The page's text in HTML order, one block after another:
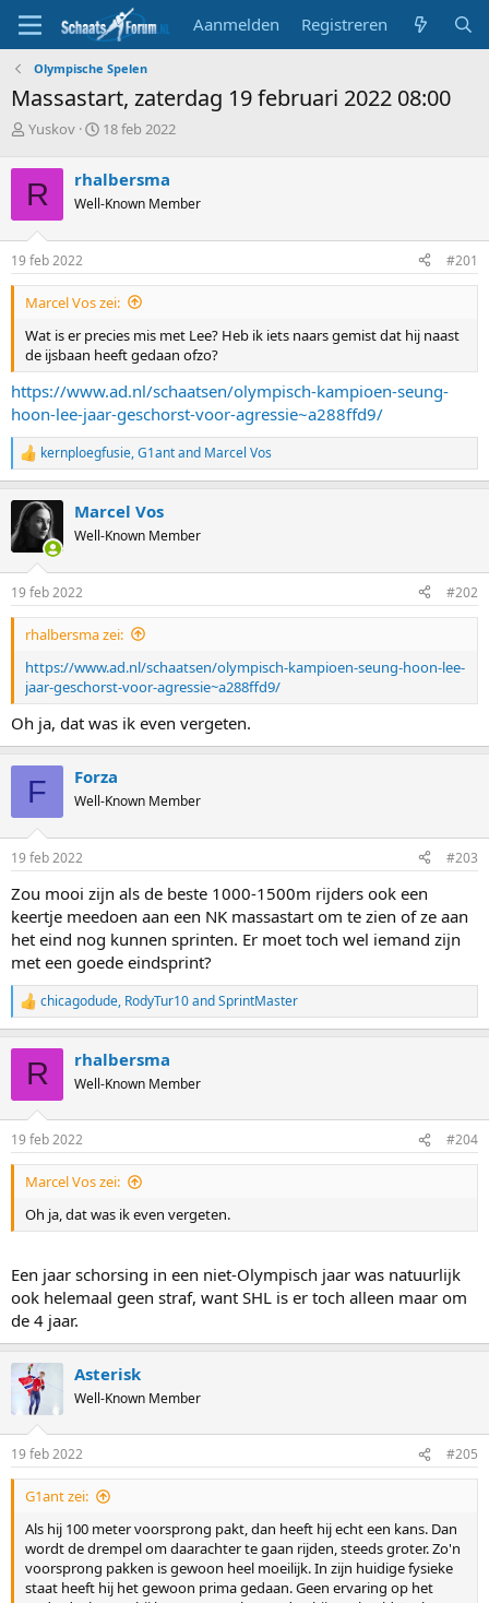
Aanmelden Registreren
Olympische Spelen
Massastart, zaterdag 19 februari 2022 08:00
T
p
i
c
s
t
a
r
t
r
Yuskov
S
r
t
a
u
m
18 feb 2022
R rhalbersma
Well-Known Member
19 feb 2022 #201
Marcel Vos zei:
Wat is er precies mis met Lee? Heb ik iets naars gemist dat hij naast
de ijsbaan heeft gedaan ofzo?
https://www.ad.nl/schaatsen/olympisch-kampioen-seung-
hoon-lee-jaar-geschorst-voor-agressie~a288ffd9/
R
e
c
t
s
:
kernploegfusie,G1antand Marcel Vos
Marcel Vos
Well-Known Member
19 feb 2022 #202
rhalbersma zei:
https://www.ad.nl/schaatsen/olympisch-kampioen-seung-hoon-lee-
jaar-geschorst-voor-agressie~a288ffd9/
Oh ja, dat was ik even vergeten.
F Forza
Well-Known Member
19 feb 2022 #203
Zou mooi zijn als de beste 1000-1500m rijders ook een
keertje meedoen aan een NK massastart om te zien of ze aan
het eind nog kunnen sprinten. Er moet toch wel iemand zijn
met een goede eindsprint?
R
e
s
:
chicagodude, RodyTur10andSprintMaster
R rhalbersma
Well-Known Member
19 feb 2022 #204
Marcel Vos zei:
Oh ja, dat was ik even vergeten.
Een jaar schorsing in een niet-Olympisch jaar was natuurlijk
ook helemaal geen straf, want SHL is er toch alleen maar om
de 4 jaar.
Asterisk
Well-Known Member
19 feb 2022 #205
G1ant zei:
Als hij 100 meter voorsprong pakt, dan heeft hij echt een kans. Dan
wordt de drempel om daarachter te gaan rijden, steeds groter. Zo'n
voorsprong pakken is gewoon heel moeilijk. In zijn huidige fysieke
staat heeft hij het gewoon prima gedaan. Geen ervaring op het